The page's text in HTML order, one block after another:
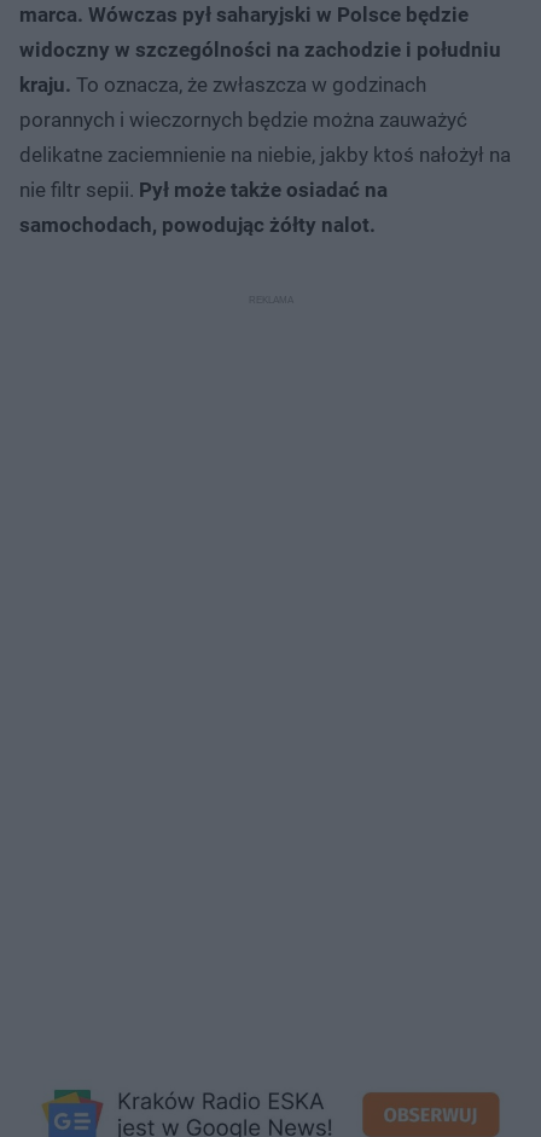
marca. Wówczas pył saharyjski w Polsce będzie
widoczny w szczególności na zachodzie i południu
kraju. To oznacza, że zwłaszcza w godzinach
porannych i wieczornych będzie można zauważyć
delikatne zaciemnienie na niebie, jakby ktoś nałożył na
nie filtr sepii. Pył może także osiadać na
samochodach, powodując żółty nalot.